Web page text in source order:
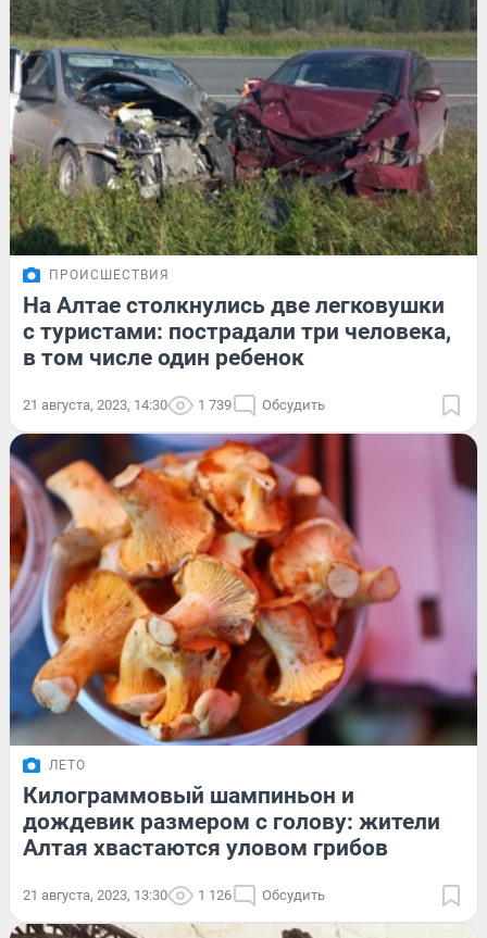
ПРОИСШЕСТВИЯ
На Алтае столкнулись две легковушки
с туристами: пострадали три человека,
в том числе один ребенок
21 августа, 2023, 14:30 1 739 Обсудить
ЛЕТО
Килограммовый шампиньон и
дождевик размером с голову: жители
Алтая хвастаются уловом грибов
21 августа, 2023, 13:30 1 126 Обсудить